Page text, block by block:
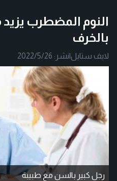
النوم المضطرب
بالخرف
لايف ستايل|نشر: 2022/5/26
رجل كبير بالسن مع طبيبة